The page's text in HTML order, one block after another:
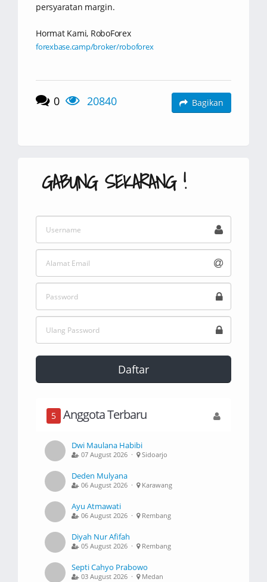
persyaratan margin.
Hormat Kami, RoboForex
forexbase.camp/broker/roboforex
0 20840 Bagikan
GABUNG SEKARANG !
Daftar
5 Anggota Terbaru
Dwi Maulana Habibi
07 August 2026 · Sidoarjo
Deden Mulyana
06 August 2026 · Karawang
Ayu Atmawati
06 August 2026 · Rembang
Diyah Nur Afifah
05 August 2026 · Rembang
Septi Cahyo Prabowo
03 August 2026 · Medan